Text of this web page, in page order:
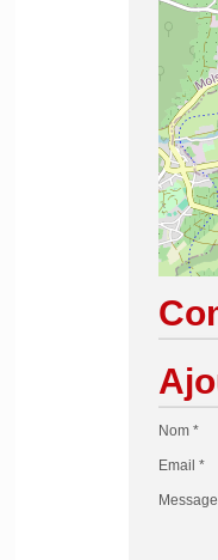
Nom *
Email *